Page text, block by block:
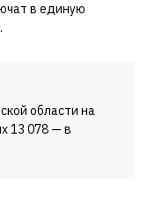
в единую
области на
13 078 — в